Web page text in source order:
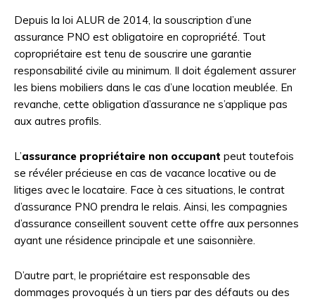
Depuis la loi ALUR de 2014, la souscription d’une
assurance PNO est obligatoire en copropriété. Tout
copropriétaire est tenu de souscrire une garantie
responsabilité civile au minimum. Il doit également assurer
les biens mobiliers dans le cas d’une location meublée. En
revanche, cette obligation d’assurance ne s’applique pas
aux autres profils.
L’assurance propriétaire non occupant peut toutefois
se révéler précieuse en cas de vacance locative ou de
litiges avec le locataire. Face à ces situations, le contrat
d’assurance PNO prendra le relais. Ainsi, les compagnies
d’assurance conseillent souvent cette offre aux personnes
ayant une résidence principale et une saisonnière.
D’autre part, le propriétaire est responsable des
dommages provoqués à un tiers par des défauts ou des